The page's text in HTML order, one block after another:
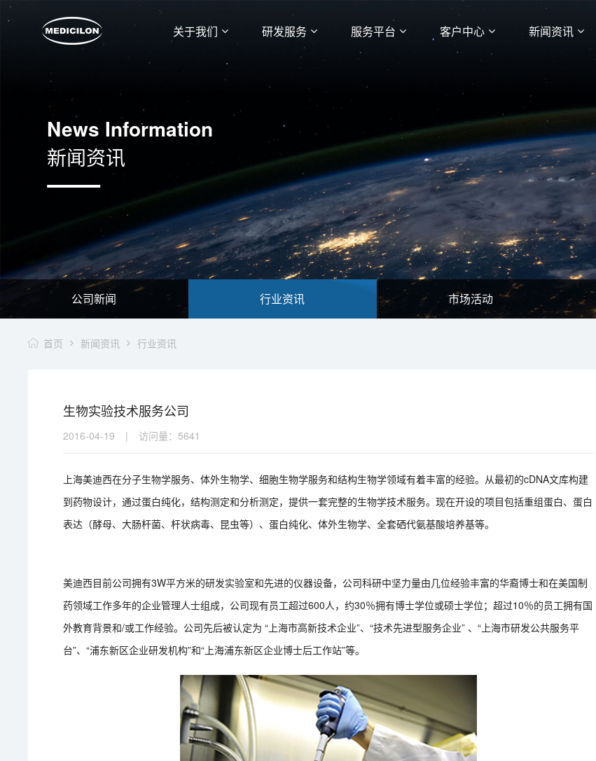
关于我们 研发服务 服务平台 客户中心 新闻资讯
News Information
新闻资讯
公司新闻 行业资讯 市场活动
首页 新闻资讯 行业资讯
生物实验技术服务公司
2016-04-19 | 访问量：5641
上海美迪西在分子生物学服务、体外生物学、细胞生物学服务和结构生物学领域有着丰富的经验。从最初的cDNA文库构建
到药物设计，通过蛋白纯化，结构测定和分析测定，提供一套完整的生物学技术服务。现在开设的项目包括重组蛋白、蛋白
表达（酵母、大肠杆菌、杆状病毒、昆虫等）、蛋白纯化、体外生物学、全套硒代氨基酸培养基等。
美迪西目前公司拥有3W平方米的研发实验室和先进的仪器设备，公司科研中坚力量由几位经验丰富的华裔博士和在美国制
药领域工作多年的企业管理人士组成，公司现有员工超过600人，约30％拥有博士学位或硕士学位；超过10％的员工拥有国
外教育背景和/或工作经验。公司先后被认定为 “上海市高新技术企业”、“技术先进型服务企业” 、“上海市研发公共服务平
台”、“浦东新区企业研发机构”和“上海浦东新区企业博士后工作站”等。